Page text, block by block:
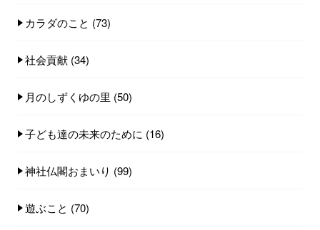
カラダのこと (73)
社会貢献 (34)
月のしずくゆの里 (50)
子ども達の未来のために (16)
神社仏閣おまいり (99)
遊ぶこと (70)